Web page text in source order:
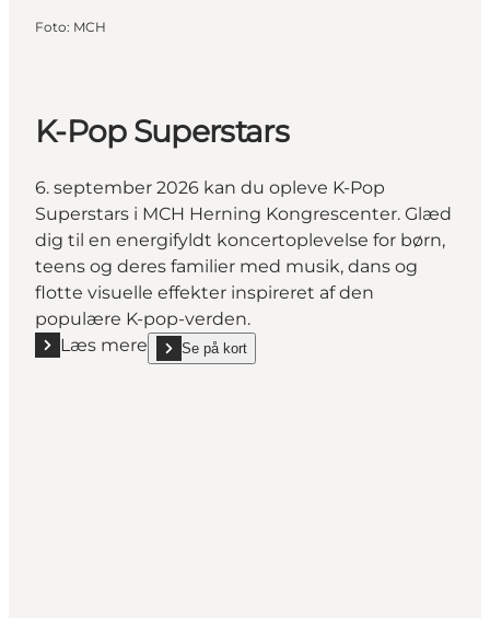
Foto: MCH
K-Pop Superstars
6. september 2026 kan du opleve K-Pop
Superstars i MCH Herning Kongrescenter. Glæd
dig til en energifyldt koncertoplevelse for børn,
teens og deres familier med musik, dans og
flotte visuelle effekter inspireret af den
populære K-pop-verden.
Læs mere
Læs mere "K-Pop Superstars"
Se på kort
show K-Pop Superstars on_map